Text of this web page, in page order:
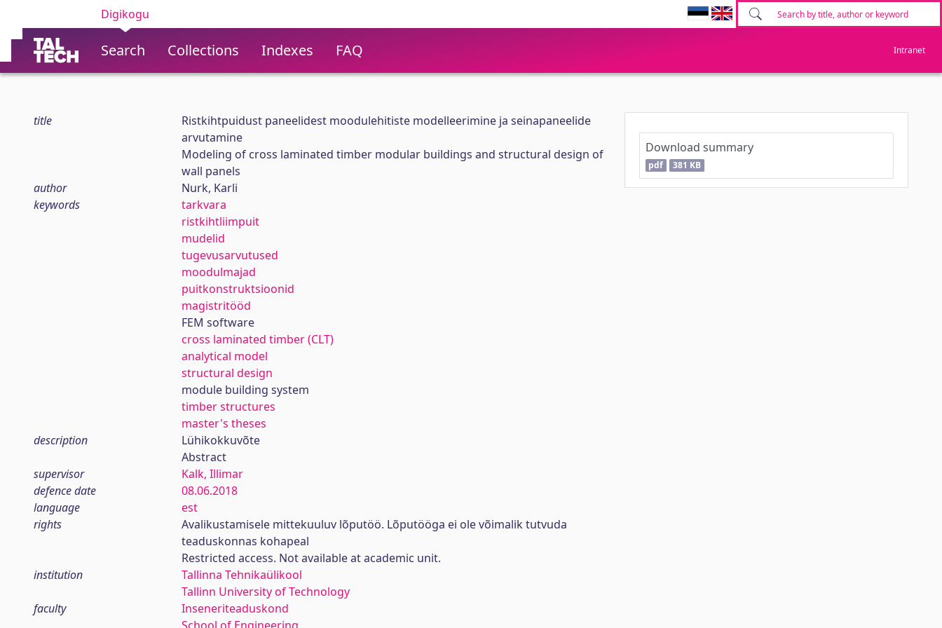
Digikogu
Search Collections Indexes FAQ Intranet
title
Ristkihtpuidust paneelidest moodulehitiste modelleerimine ja seinapaneelide
arvutamine
Modeling of cross laminated timber modular buildings and structural design of
wall panels
author
Nurk, Karli
keywords
tarkvara
ristkihtliimpuit
mudelid
tugevusarvutused
moodulmajad
puitkonstruktsioonid
magistritööd
FEM software
cross laminated timber (CLT)
analytical model
structural design
module building system
timber structures
master's theses
description
Lühikokkuvõte
Abstract
supervisor
Kalk, Illimar
defence date
08.06.2018
language
est
rights
Avalikustamisele mittekuuluv lõputöö. Lõputööga ei ole võimalik tutvuda
teaduskonnas kohapeal
Restricted access. Not available at academic unit.
institution
Tallinna Tehnikaülikool
Tallinn University of Technology
faculty
Inseneriteaduskond
Download summary
pdf 381 KB